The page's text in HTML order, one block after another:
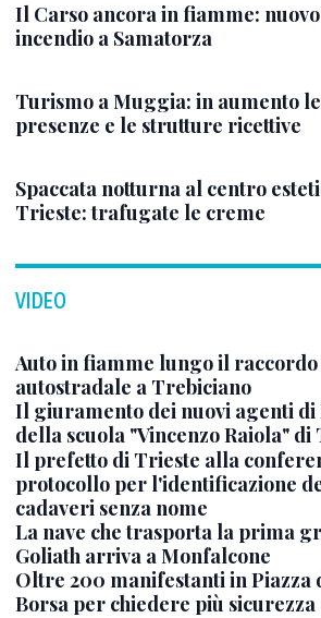
Il Carso ancora in fiamme: nuovo
incendio a Samatorza
Turismo a Muggia: in aumento le
presenze e le strutture ricettive
Spaccata notturna al centro
Trieste: trafugate le creme
VIDEO
Auto in fiamme lungo il raccordo
autostradale a Trebiciano
Il giuramento dei nuovi agenti di
della scuola "Vincenzo Raiola" di
Il prefetto di Trieste alla
protocollo per l'identificazione
cadaveri senza nome
La nave che trasporta la prima
Goliath arriva a Monfalcone
Oltre 200 manifestanti in Piazza
Borsa per chiedere più sicurezza